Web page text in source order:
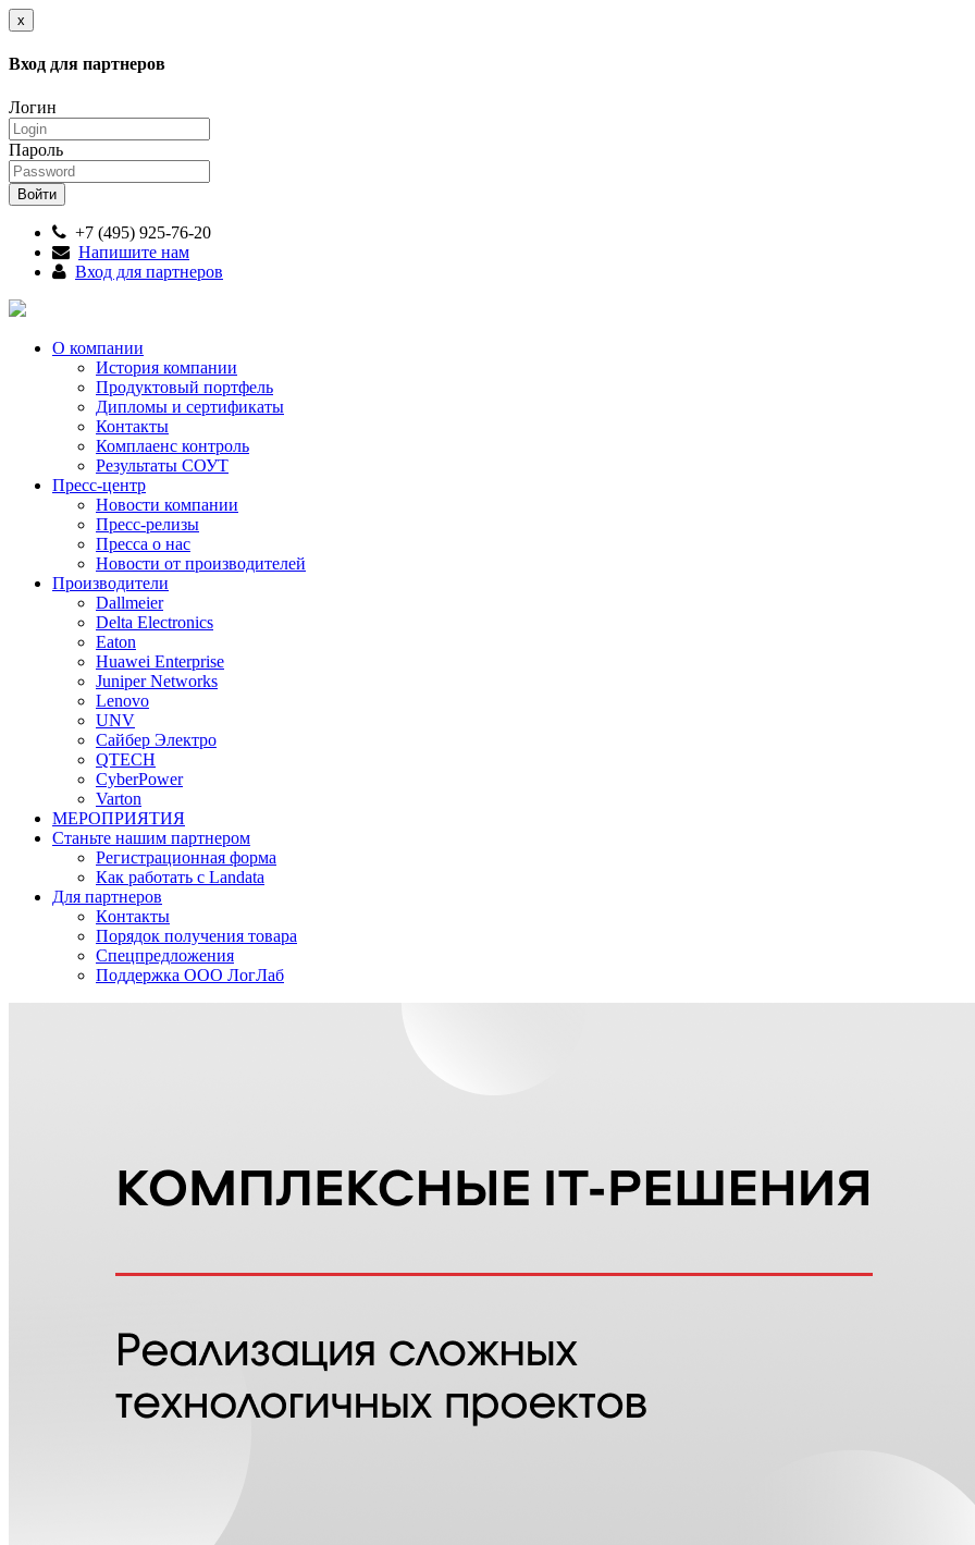
x
Вход для партнеров
Логин
Пароль
+7 (495) 925-76-20
Напишите нам
Вход для партнеров
О компании
История компании
Продуктовый портфель
Дипломы и сертификаты
Контакты
Комплаенс контроль
Результаты СОУТ
Пресс-центр
Новости компании
Пресс-релизы
Пресса о нас
Новости от производителей
Производители
Dallmeier
Delta Electronics
Eaton
Huawei Enterprise
Juniper Networks
Lenovo
UNV
Сайбер Электро
QTECH
CyberPower
Varton
МЕРОПРИЯТИЯ
Станьте нашим партнером
Регистрационная форма
Как работать с Landata
Для партнеров
Кoнтaкты
Порядок получения товара
Спецпредложения
Поддержка ООО ЛогЛаб